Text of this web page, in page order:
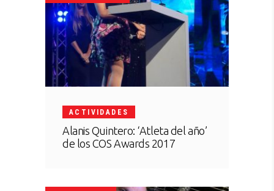
ACTIVIDADES
Alanis Quintero: ‘Atleta del año’
de los COS Awards 2017